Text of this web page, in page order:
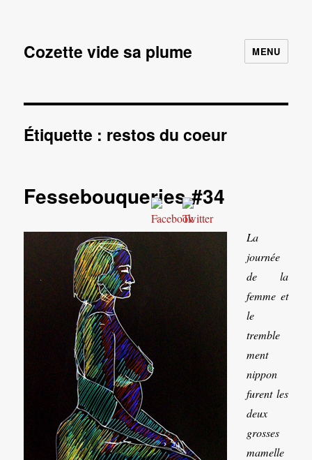
Cozette vide sa plume MENU
Étiquette : restos du coeur
Fessebouqueries #34
La
journée
de la
femme et
le
tremble
ment
nippon
furent les
deux
grosses
mamelle